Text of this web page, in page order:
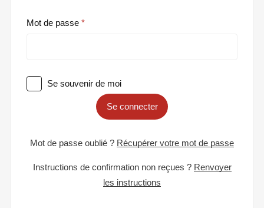
Mot de passe
Se souvenir de moi
Se connecter
Mot de passe oublié ? Récupérer votre mot de passe
Instructions de confirmation non reçues ? Renvoyer
les instructions